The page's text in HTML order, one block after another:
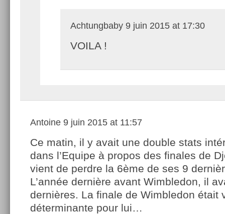
Achtungbaby 9 juin 2015 at 17:30
VOILA !
Antoine 9 juin 2015 at 11:57
Ce matin, il y avait une double stats
dans l’Equipe à propos des finales de
vient de perdre la 6ème de ses 9
L’année dernière avant Wimbledon, il
dernières. La finale de Wimbledon était
déterminante pour lui…